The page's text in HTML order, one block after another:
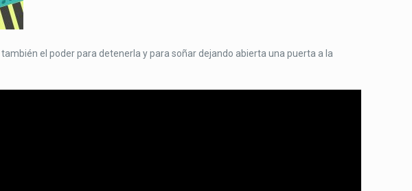
el poder para detenerla y para soñar dejando abierta una puerta a la